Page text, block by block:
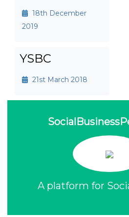
18th December
2019
YSBC
21st March 2018
A platform for